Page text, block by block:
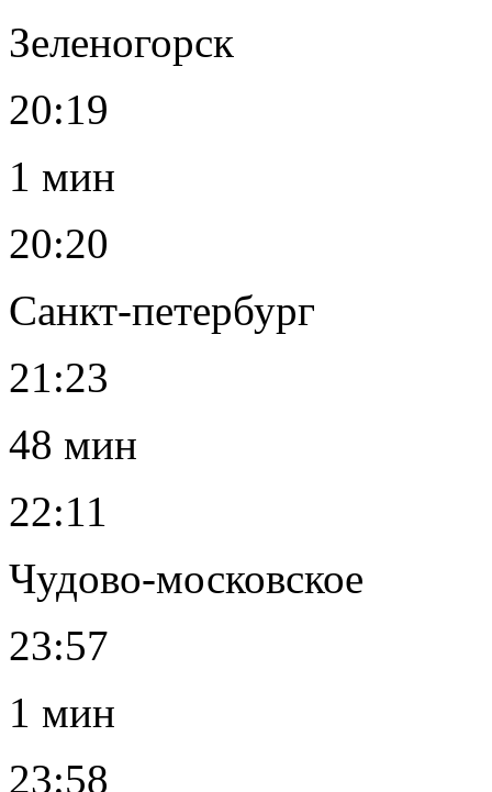
Зеленогорск
20:19
1 мин
20:20
Санкт-петербург
21:23
48 мин
22:11
Чудово-московское
23:57
1 мин
23:58